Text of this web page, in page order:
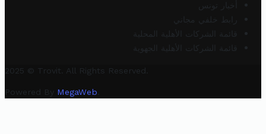
أخبار تونس
رابط خلفي مجاني
قائمة الشركات الأهلية المحلية
قائمة الشركات الأهلية الجهوية
2025 © Trovit. All Rights Reserved.
Powered By MegaWeb